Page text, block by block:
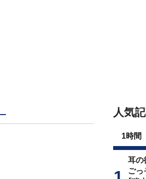
人気
1時間
耳の
ご